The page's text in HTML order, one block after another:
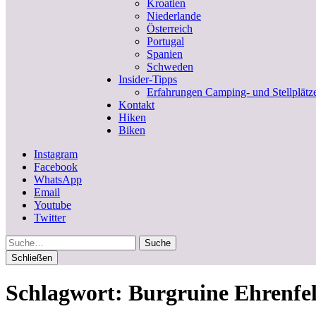
Kroatien
Niederlande
Österreich
Portugal
Spanien
Schweden
Insider-Tipps
Erfahrungen Camping- und
Kontakt
Hiken
Biken
Instagram
Facebook
WhatsApp
Email
Youtube
Twitter
Suche
Schließen
Schlagwort: Burgruine